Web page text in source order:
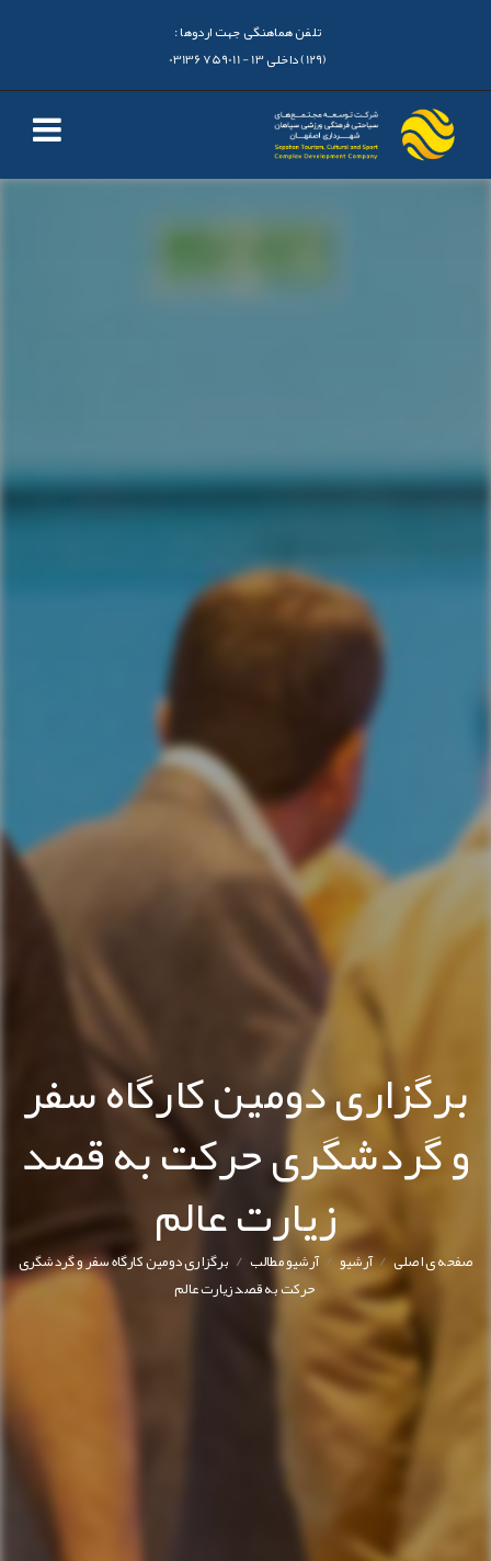
تلفن هماهنگی جهت اردوها :
برگزاری دومین کارگاه سفر
و گردشگری حرکت به قصد
زیارت عالم
صفحه ی اصلی/آرشیو/آرشیو مطالب/ برگزاری دومین کارگاه سفر و گردشگری
حرکت به قصد زیارت عالم